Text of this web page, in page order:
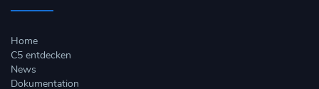
Home
C5 entdecken
News
Dokumentation